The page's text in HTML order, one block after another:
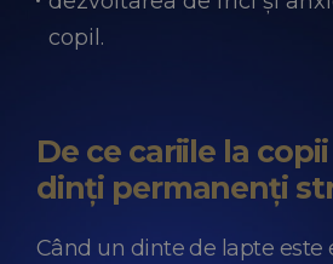
copil.
De ce cariile la
dinți permanenți
Când un dinte de lapte este